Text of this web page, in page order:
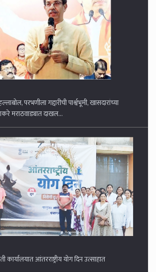
कार्यालयात आंतरराष्ट्रीय योग दिन उत्साहात
सर्जिकल स्ट्राईक ! १५ ठिकाणी एकाच वेळी छापेमारी,